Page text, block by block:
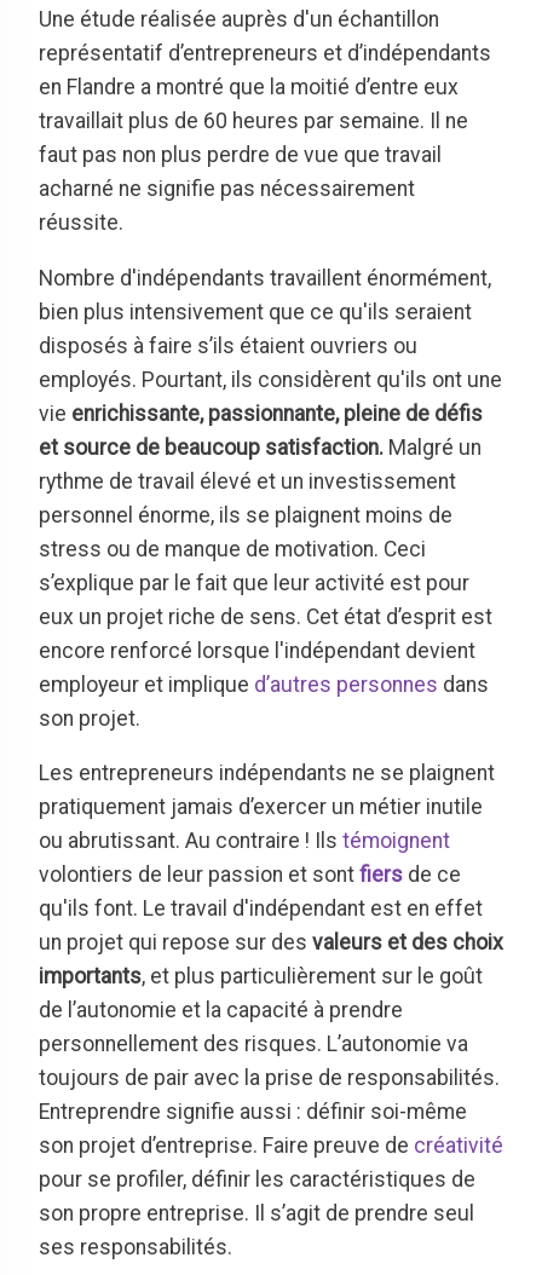
Une étude réalisée auprès d'un échantillon
représentatif d’entrepreneurs et d’indépendants
en Flandre a montré que la moitié d’entre eux
travaillait plus de 60 heures par semaine. Il ne
faut pas non plus perdre de vue que travail
acharné ne signifie pas nécessairement
réussite.
Nombre d'indépendants travaillent énormément,
bien plus intensivement que ce qu'ils seraient
disposés à faire s’ils étaient ouvriers ou
employés. Pourtant, ils considèrent qu'ils ont une
vie enrichissante, passionnante, pleine de défis
et source de beaucoup satisfaction. Malgré un
rythme de travail élevé et un investissement
personnel énorme, ils se plaignent moins de
stress ou de manque de motivation. Ceci
s’explique par le fait que leur activité est pour
eux un projet riche de sens. Cet état d’esprit est
encore renforcé lorsque l'indépendant devient
employeur et implique d’autres personnes dans
son projet.
Les entrepreneurs indépendants ne se plaignent
pratiquement jamais d’exercer un métier inutile
ou abrutissant. Au contraire ! Ils témoignent
volontiers de leur passion et sont fiers de ce
qu'ils font. Le travail d'indépendant est en effet
un projet qui repose sur des valeurs et des choix
importants, et plus particulièrement sur le goût
de l’autonomie et la capacité à prendre
personnellement des risques. L’autonomie va
toujours de pair avec la prise de responsabilités.
Entreprendre signifie aussi : définir soi-même
son projet d’entreprise. Faire preuve de créativité
pour se profiler, définir les caractéristiques de
son propre entreprise. Il s’agit de prendre seul
ses responsabilités.